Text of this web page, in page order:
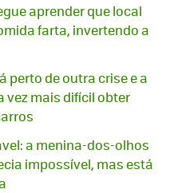
aprender que local
farta, invertendo a
perto de outra crise e a
vez mais difícil obter
a menina-dos-olhos
impossível, mas está